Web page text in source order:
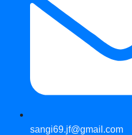
sangi69.jf@gmail.com